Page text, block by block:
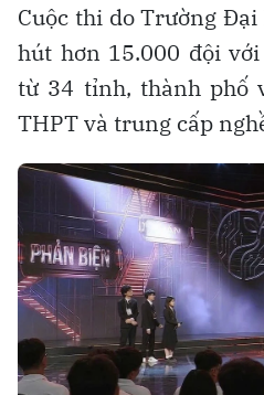
Cuộc thi do Trường
hút hơn 15.000 đội
từ 34 tỉnh, thành phố
THPT và trung cấp